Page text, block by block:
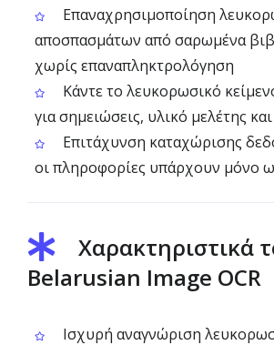
Επαναχρησιμοποίηση
αποσπασμάτων από σαρωμένα
χωρίς επαναπληκτρολόγηση
Κάντε το λευκορωσικό
για σημειώσεις, υλικό μελέτης
Επιτάχυνση καταχώρισης
οι πληροφορίες υπάρχουν μόνο
Χαρακτηριστικά
Belarusian Image OCR
Ισχυρή αναγνώριση